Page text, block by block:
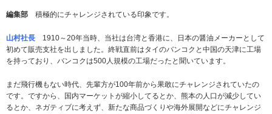
編集部 積極的にチャレンジされている印象です。
山村社長
1910～20年当時、当社は台湾と香港に、日本の醤油メーカーとして
初めて販売支社を出しました。終戦直前はタイのバンコクと中国の天津に工場
を持っており、バンコクは500人規模の工場だったと聞いています。
まだ飛行機もない時代、先輩方が100年前から果敢にチャレンジされていたの
です。ですから、国内マーケットが縮小してるとか、熊本の人口が減少してい
るとか、ネガティブに考えず、新たな商品づくりや海外展開などにチャレンジ